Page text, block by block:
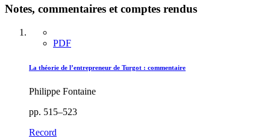
Notes, commentaires et comptes rendus
PDF
La théorie de l’entrepreneur de Turgot : commentaire
Philippe Fontaine
pp. 515–523
Record